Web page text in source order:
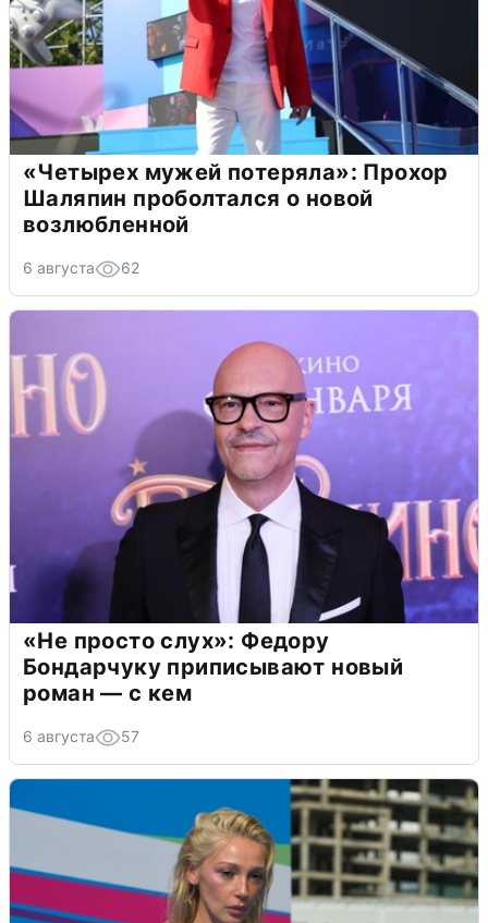
«Четырех мужей потеряла»: Прохор
Шаляпин проболтался о новой
возлюбленной
6 августа 62
«Не просто слух»: Федору
Бондарчуку приписывают новый
роман — с кем
6 августа 57